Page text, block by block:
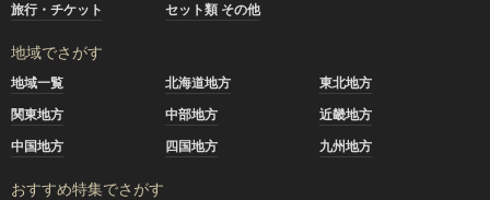
旅行・チケット
セット類 その他
地域でさがす
地域一覧 北海道地方
東北地方
関東地方
中部地方
近畿地方
中国地方
四国地方 九州地方
おすすめ特集でさがす